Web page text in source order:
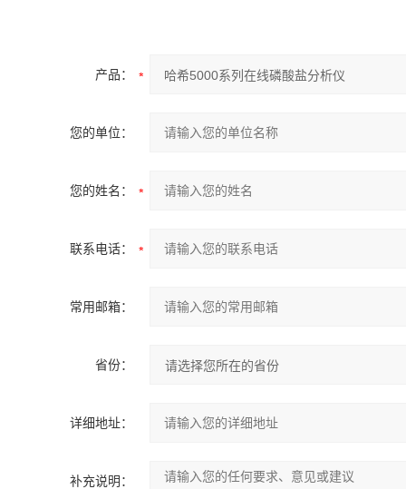
产品：
您的单位：
您的姓名：
联系电话：
常用邮箱：
省份：
详细地址：
补充说明：